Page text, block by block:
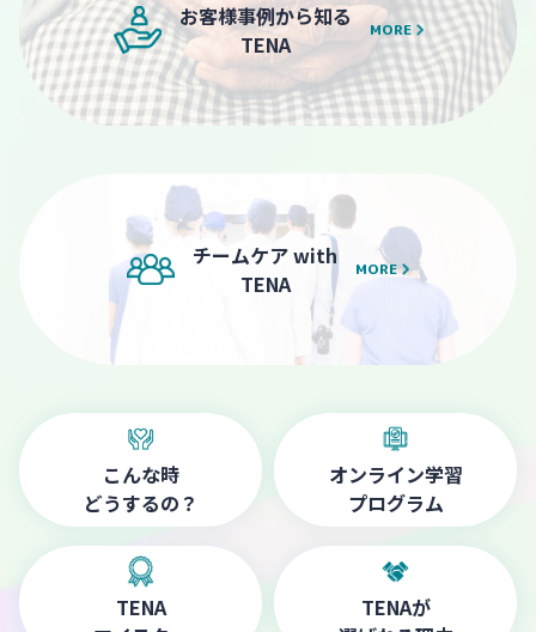
お客様事例から知る
TENA
MORE
チームケア with
TENA
MORE
こんな時
どうするの？
オンライン学習
プログラム
TENA
TENAが